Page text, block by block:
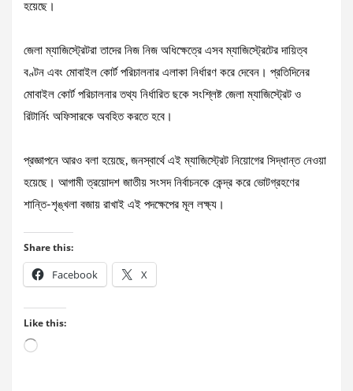
হয়েছে।
জেলা ম্যাজিস্ট্রেটরা তাদের নিজ নিজ অধিক্ষেত্রে এসব ম্যাজিস্ট্রেটের দায়িত্ব
বণ্টন এবং মোবাইল কোর্ট পরিচালনার এলাকা নির্ধারণ করে দেবেন। প্রতিদিনের
মোবাইল কোর্ট পরিচালনার তথ্য নির্ধারিত ছকে সংশ্লিষ্ট জেলা ম্যাজিস্ট্রেট ও
রিটার্নিং অফিসারকে অবহিত করতে হবে।
প্রজ্ঞাপনে আরও বলা হয়েছে, জনস্বার্থে এই ম্যাজিস্ট্রেট নিয়োগের সিদ্ধান্ত নেওয়া
হয়েছে। আগামী ত্রয়োদশ জাতীয় সংসদ নির্বাচনকে কেন্দ্র করে ভোটগ্রহণের
শান্তি-শৃঙ্খলা বজায় রাখাই এই পদক্ষেপের মূল লক্ষ্য।
Share this:
Facebook X
Like this:
Loading…